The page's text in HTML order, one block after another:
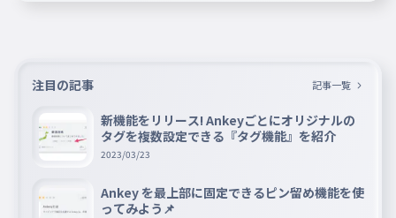
全部できたら天才✨️
注目の記事 記事一覧
新機能をリリース! Ankeyごとにオリジナルの
タグを複数設定できる『タグ機能』を紹介
2023/03/23
Ankey を最上部に固定できるピン留め機能を使
ってみよう📌